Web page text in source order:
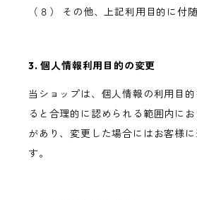
（８） その他、上記利用目的に付
3. 個人情報利用目的の変更
当ショップは、個人情報の利用目
ると合理的に認められる範囲内に
があり、変更した場合にはお客様
す。